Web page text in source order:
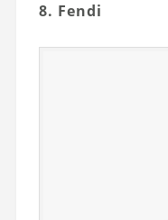
8. Fendi